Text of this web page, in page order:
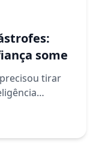
some
tirar
simulando